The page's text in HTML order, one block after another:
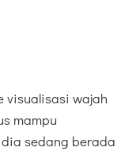
visualisasi wajah
mampu
sedang berada